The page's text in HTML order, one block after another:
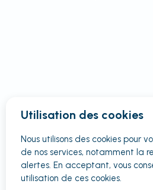
Utilisation des cookies
Nous utilisons des cookies pour
de nos services, notamment la
alertes. En acceptant, vous
utilisation de ces cookies.